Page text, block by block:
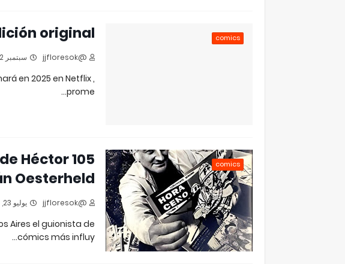
comics
original
@jjfloresok سبتمبر 12, 2024
en 2025 en Netflix ,
prome…
comics
de Héctor
Oesterheld
@jjfloresok يوليو 23, 2024
Aires el guionista de
cómics más influy…